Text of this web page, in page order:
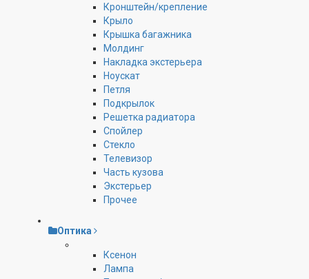
Кронштейн/крепление
Крыло
Крышка багажника
Молдинг
Накладка экстерьера
Ноускат
Петля
Подкрылок
Решетка радиатора
Спойлер
Стекло
Телевизор
Часть кузова
Экстерьер
Прочее
Оптика
Ксенон
Лампа